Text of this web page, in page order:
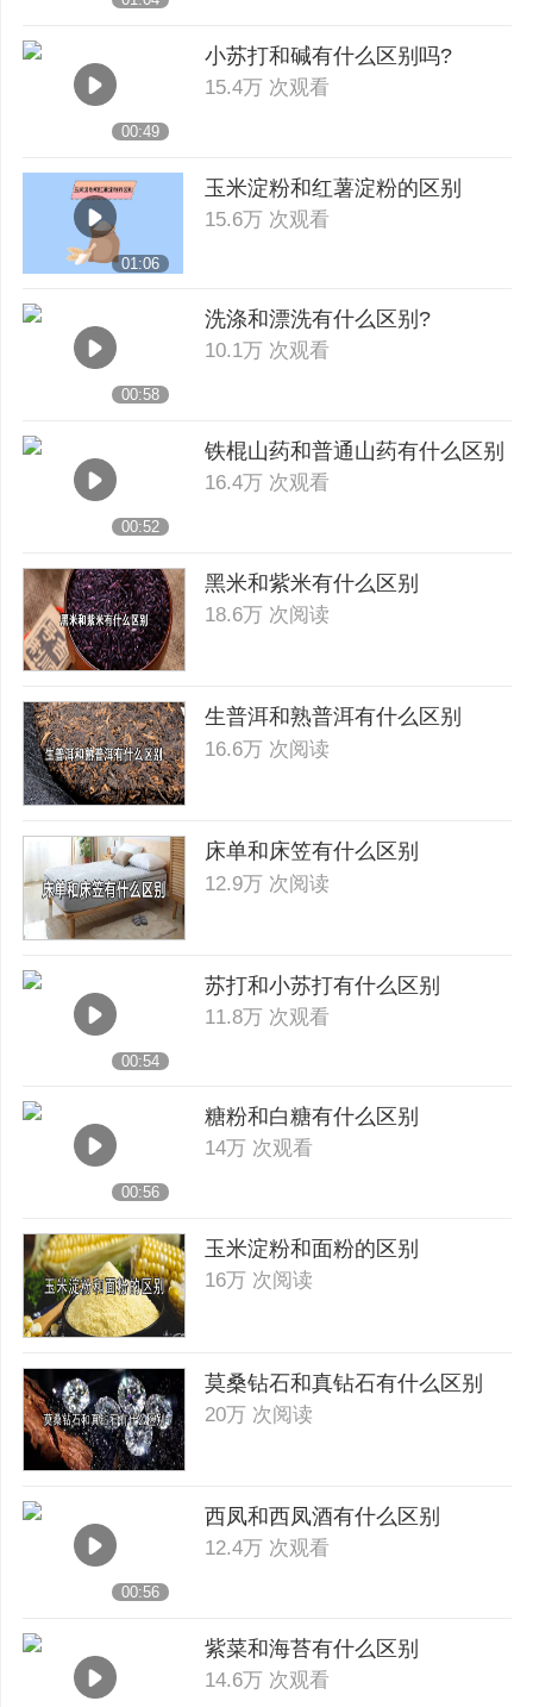
00:49
小苏打和碱有什么区别吗?
15.4万 次观看
01:06
玉米淀粉和红薯淀粉的区别
15.6万 次观看
00:58
洗涤和漂洗有什么区别?
10.1万 次观看
00:52
铁棍山药和普通山药有什么区别
16.4万 次观看
黑米和紫米有什么区别
18.6万 次阅读
生普洱和熟普洱有什么区别
16.6万 次阅读
床单和床笠有什么区别
12.9万 次阅读
00:54
苏打和小苏打有什么区别
11.8万 次观看
00:56
糖粉和白糖有什么区别
14万 次观看
玉米淀粉和面粉的区别
16万 次阅读
莫桑钻石和真钻石有什么区别
20万 次阅读
00:56
西凤和西凤酒有什么区别
12.4万 次观看
紫菜和海苔有什么区别
14.6万 次观看